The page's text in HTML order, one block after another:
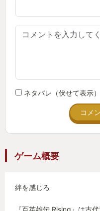
ネタバレ（伏せて表示）
コメ
ゲーム概要
絆を感じろ
『百英雄伝 Rising』は古